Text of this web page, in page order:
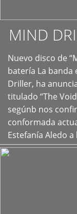
MIND
Nuevo disco de
batería La
Driller, ha
titulado “The
segúnb nos
conformada
Estefanía Aledo